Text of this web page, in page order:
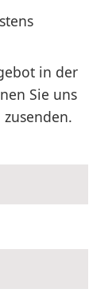
in der
Sie uns